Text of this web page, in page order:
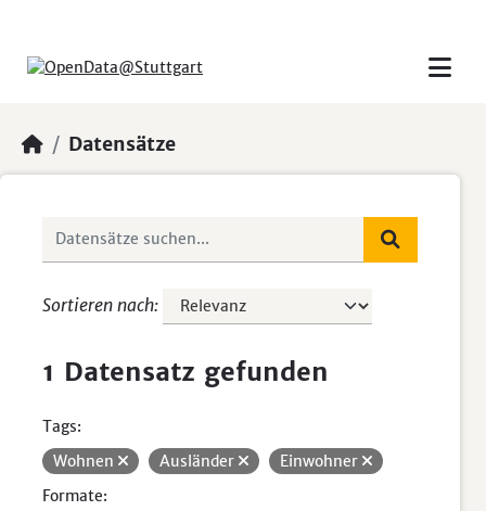
Datensätze
Sortieren nach
1 Datensatz gefunden
Tags:
Wohnen
Ausländer
Einwohner
Formate: